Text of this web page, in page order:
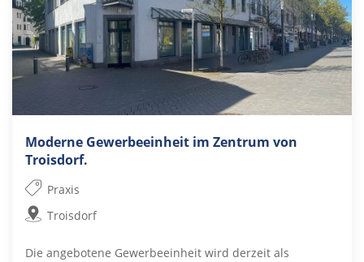
Moderne Gewerbeeinheit im Zentrum von
Troisdorf.
Praxis
Troisdorf
Die angebotene Gewerbeeinheit wird derzeit als